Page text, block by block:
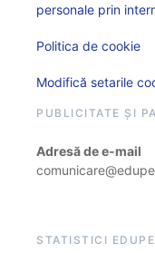
personale prin
Politica de cookie
Modifică setarile
PUBLICITATE ȘI
Adresă de e-mail
STATISTICI